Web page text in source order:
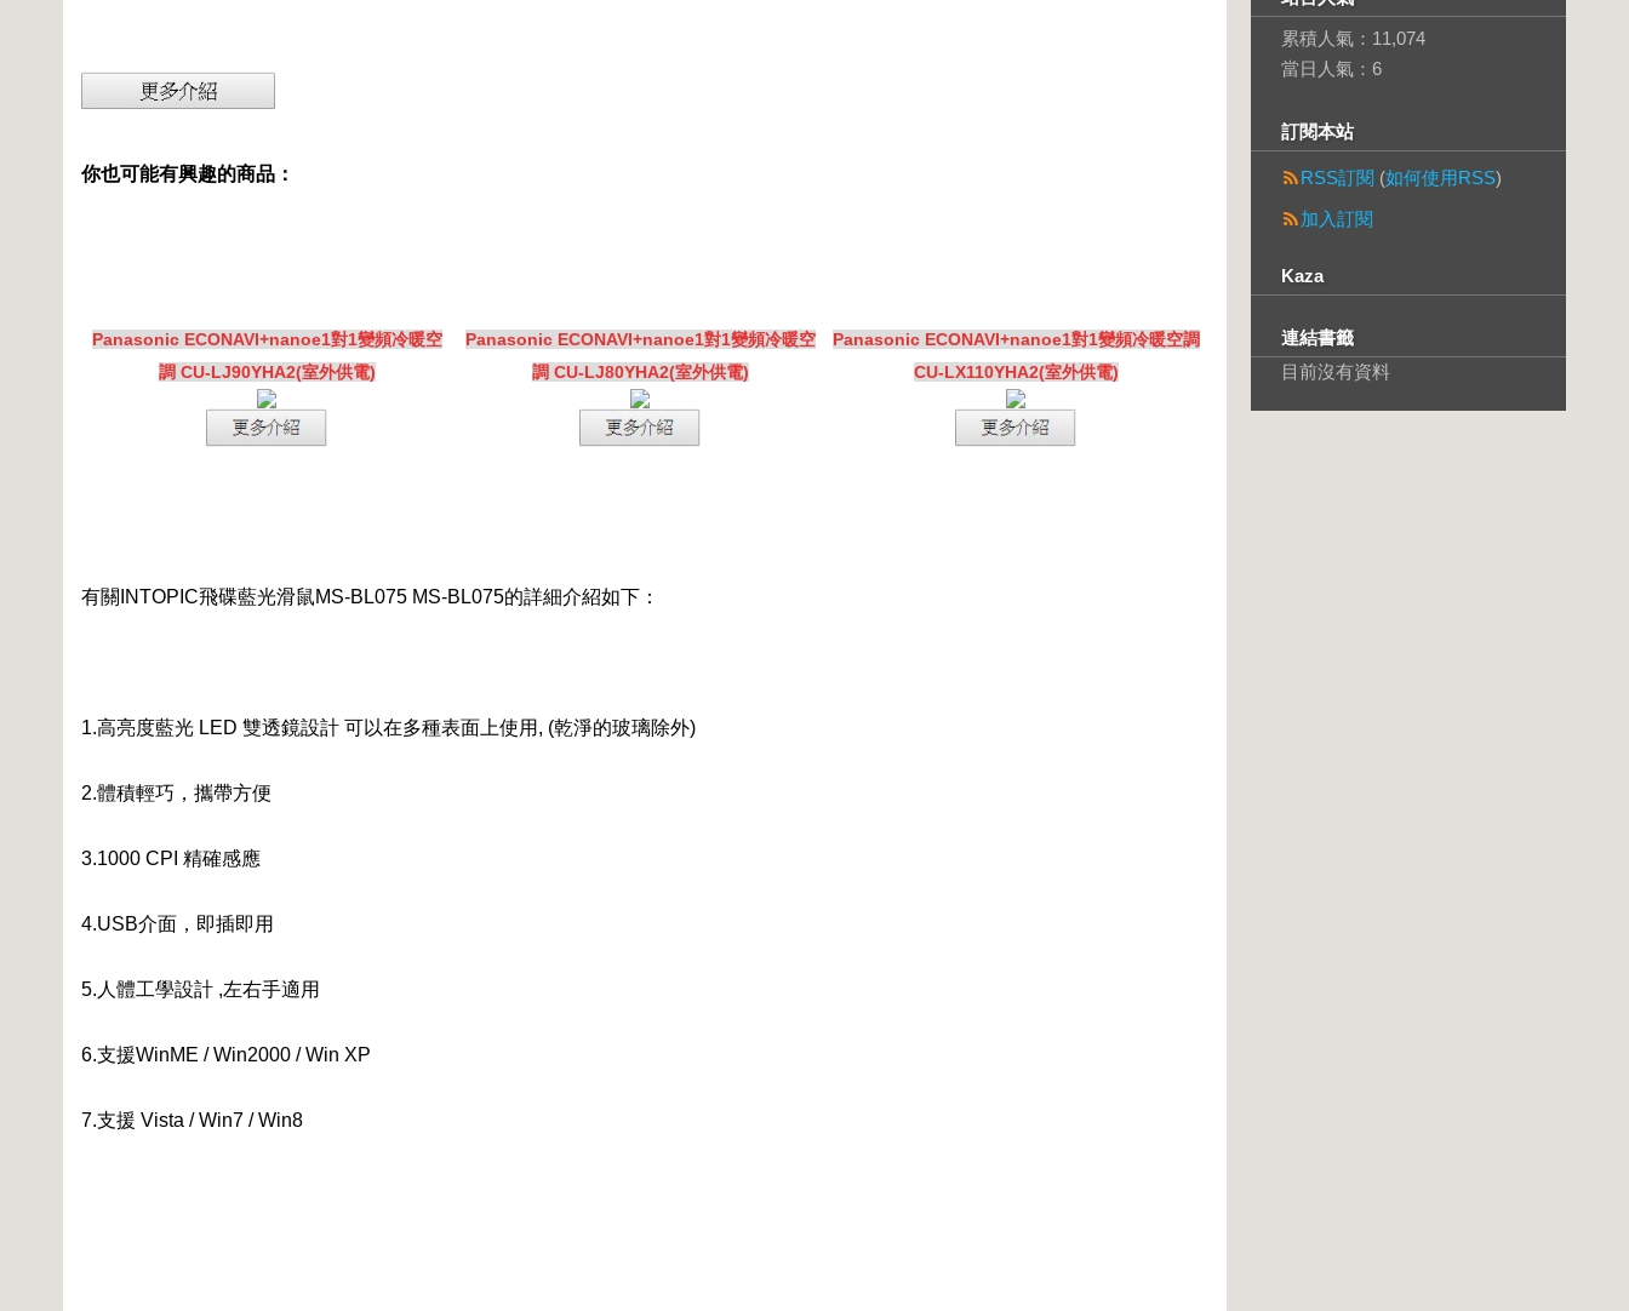
你也可能有興趣的商品：
Panasonic ECONAVI+nanoe1對1變頻冷暖空
調 CU-LJ90YHA2(室外供電)
Panasonic ECONAVI+nanoe1對1變頻冷暖空
調 CU-LJ80YHA2(室外供電)
Panasonic ECONAVI+nanoe1對1變頻冷暖空調
CU-LX110YHA2(室外供電)
有關INTOPIC飛碟藍光滑鼠MS-BL075 MS-BL075的詳細介紹如下：
1.高亮度藍光 LED 雙透鏡設計 可以在多種表面上使用, (乾淨的玻璃除外)
2.體積輕巧，攜帶方便
3.1000 CPI 精確感應
4.USB介面，即插即用
5.人體工學設計 ,左右手適用
6.支援WinME / Win2000 / Win XP
7.支援 Vista / Win7 / Win8
累積人氣： 11,074
當日人氣： 6
訂閱本站
RSS訂閱 (如何使用RSS)
加入訂閱
Kaza
連結書籤
目前沒有資料